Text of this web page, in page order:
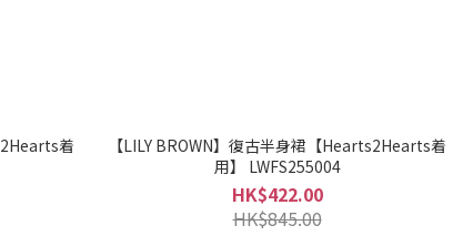
着
【LILY BROWN】復古半身裙【Hearts2Hearts着
用】 LWFS255004
HK$422.00
HK$845.00